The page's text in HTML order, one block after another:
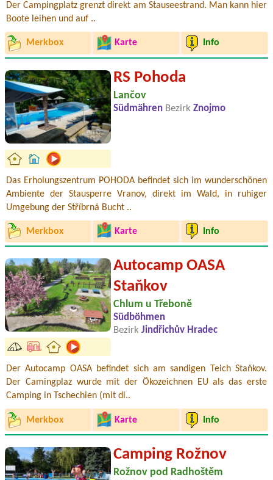
Der Campingplatz grenzt direkt am Stauseestrand. Man kann hier
Boote leihen und auf ..
Merkbox Karte Info
RS Pohoda
Lančov
Südmähren Bezirk Znojmo
Das Erholungszentrum POHODA befindet sich im wunderschönen
Ambiente der Stausperre Vranov, direkt im Wald, in ruhiger
Umgebung der Stříbrná Bucht ..
Merkbox Karte Info
Autocamp OASA
Staňkov
Chlum u Třeboně
Südböhmen
Bezirk Jindřichův Hradec
Der Autocamp OASA befindet sich am sandigen Teich Staňkov.
Der Camingplaz wurde mit der Ökozeichnen EU als das erste
Camping in Tschechien (mit di..
Merkbox Karte Info
Camping Rožnov
Rožnov pod Radhoštěm